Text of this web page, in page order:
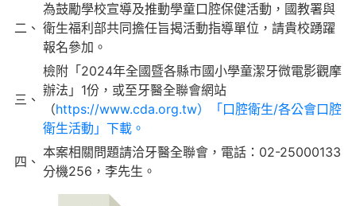
二、
為鼓勵學校宣導及推動學童口腔保健活動，國教署與
衛生福利部共同擔任旨揭活動指導單位，請貴校踴躍
報名參加。
三、
檢附「2024年全國暨各縣市國小學童潔牙微電影觀摩
辦法」1份，或至牙醫全聯會網站
（https://www.cda.org.tw）「口腔衛生/各公會口腔
衛生活動」下載。
四、
本案相關問題請洽牙醫全聯會，電話：02-25000133
分機256，李先生。